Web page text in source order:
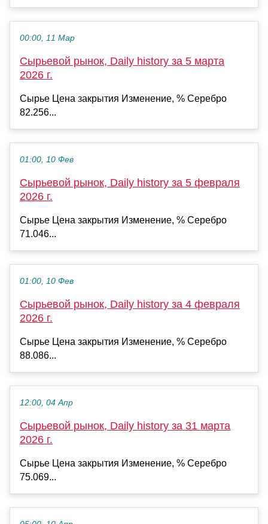
00:00, 11 Мар
Сырьевой рынок, Daily history за 5 марта
2026 г.
Сырье Цена закрытия Изменение, % Серебро
82.256...
01:00, 10 Фев
Сырьевой рынок, Daily history за 5 февраля
2026 г.
Сырье Цена закрытия Изменение, % Серебро
71.046...
01:00, 10 Фев
Сырьевой рынок, Daily history за 4 февраля
2026 г.
Сырье Цена закрытия Изменение, % Серебро
88.086...
12:00, 04 Апр
Сырьевой рынок, Daily history за 31 марта
2026 г.
Сырье Цена закрытия Изменение, % Серебро
75.069...